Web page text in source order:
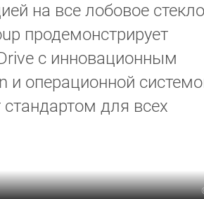
на все лобовое
продемонстрирует
с инновационным
операционной
для всех